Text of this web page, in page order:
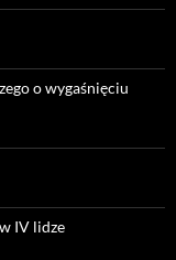
o wygaśnięciu
IV lidze